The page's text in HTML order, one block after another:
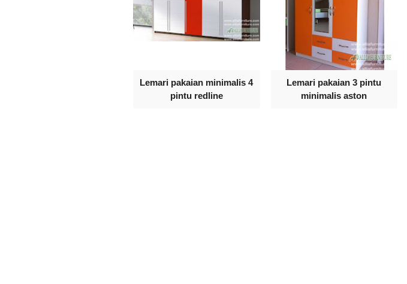
Lemari pakaian minimalis 4
pintu redline
Lemari pakaian 3 pintu
minimalis aston